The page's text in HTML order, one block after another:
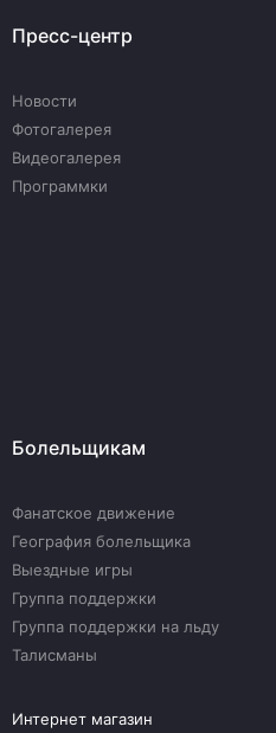
Пресс-центр
Новости
Фотогалерея
Видеогалерея
Программки
Болельщикам
Фанатское движение
География болельщика
Выездные игры
Группа поддержки
Группа поддержки на льду
Талисманы
Интернет магазин